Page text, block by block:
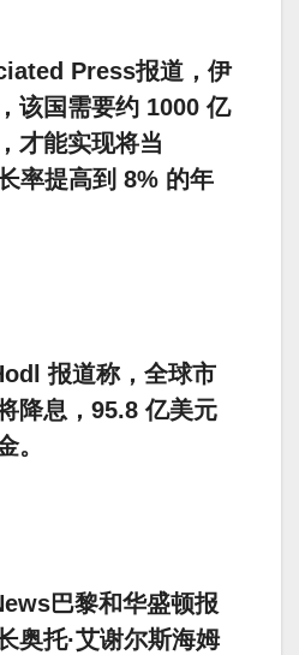
Press报道，伊
该国需要约 1000 亿
才能实现将当
率提高到 8% 的年
报道称，全球市
降息，95.8 亿美元
。
巴黎和华盛顿报
奥托·艾谢尔斯海姆